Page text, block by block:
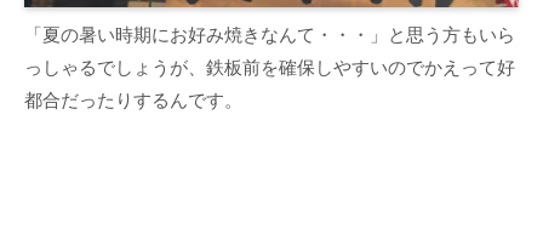
「夏の暑い時期にお好み焼きなんて・・・」と思う方もいら
っしゃるでしょうが、鉄板前を確保しやすいのでかえって好
都合だったりするんです。